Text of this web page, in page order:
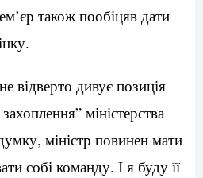
також пообіцяв дати
відверто дивує позиція
міністерства
міністр повинен мати
собі команду. І я буду її